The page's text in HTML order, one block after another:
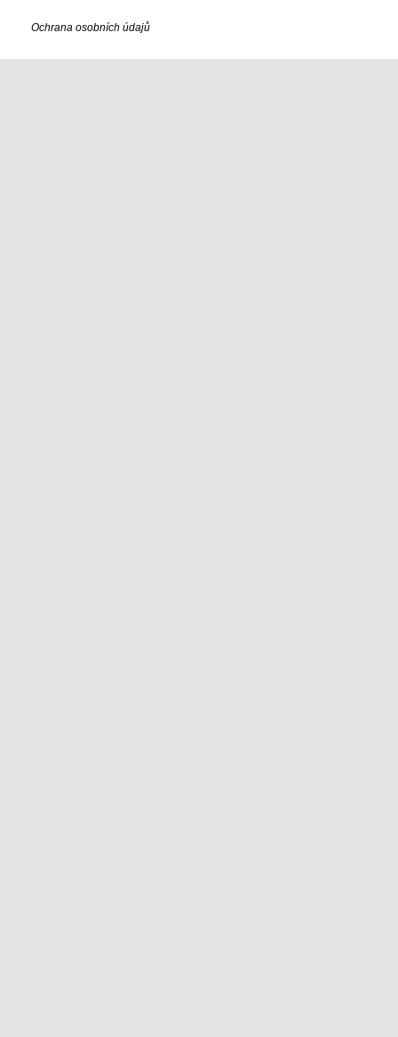
Ochrana osobních údajů